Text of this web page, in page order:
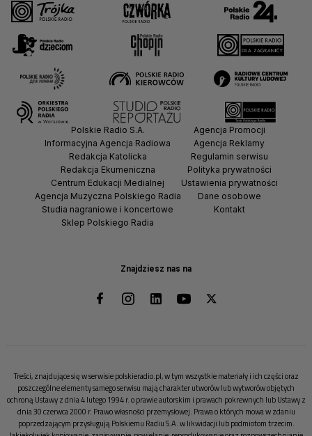
Znajdziesz nas na
Polskie Radio S.A.
Informacyjna Agencja Radiowa
Redakcja Katolicka
Redakcja Ekumeniczna
Centrum Edukacji Medialnej
Agencja Muzyczna Polskiego Radia
Studia nagraniowe i koncertowe
Sklep Polskiego Radia
Agencja Promocji
Agencja Reklamy
Regulamin serwisu
Polityka prywatności
Ustawienia prywatności
Dane osobowe
Kontakt
Treści, znajdujące się w serwisie polskieradio.pl, w tym wszystkie materiały i ich części oraz
poszczególne elementy samego serwisu mają charakter utworów lub wytworów objętych
ochroną Ustawy z dnia 4 lutego 1994 r. o prawie autorskim i prawach pokrewnych lub Ustawy z
dnia 30 czerwca 2000 r. Prawo własności przemysłowej. Prawa o których mowa w zdaniu
poprzedzającym przysługują Polskiemu Radiu S.A. w likwidacji lub podmiotom trzecim.